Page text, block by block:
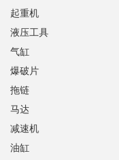
起重机
液压工具
气缸
爆破片
拖链
马达
减速机
油缸